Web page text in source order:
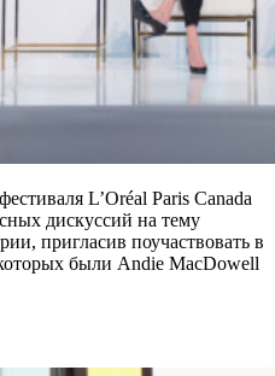
L’Oréal Paris Canada
дискуссий на тему
пригласив поучаствовать в
были Andie MacDowell